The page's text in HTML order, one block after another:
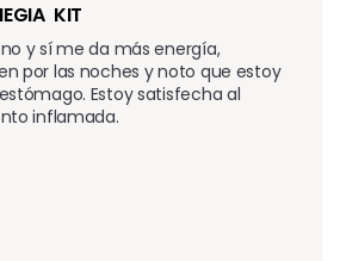
KIT
y sí me da más energía,
por las noches y noto que estoy
Estoy satisfecha al
inflamada.